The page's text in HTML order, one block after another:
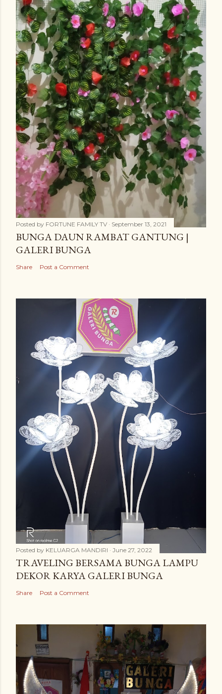
Posted by FORTUNE FAMILY TV September 13, 2021
BUNGA DAUN RAMBAT GANTUNG |
GALERI BUNGA
Share Post a Comment
Posted by KELUARGA MANDIRI June 27, 2022
TRAVELING BERSAMA BUNGA LAMPU
DEKOR KARYA GALERI BUNGA
Share Post a Comment